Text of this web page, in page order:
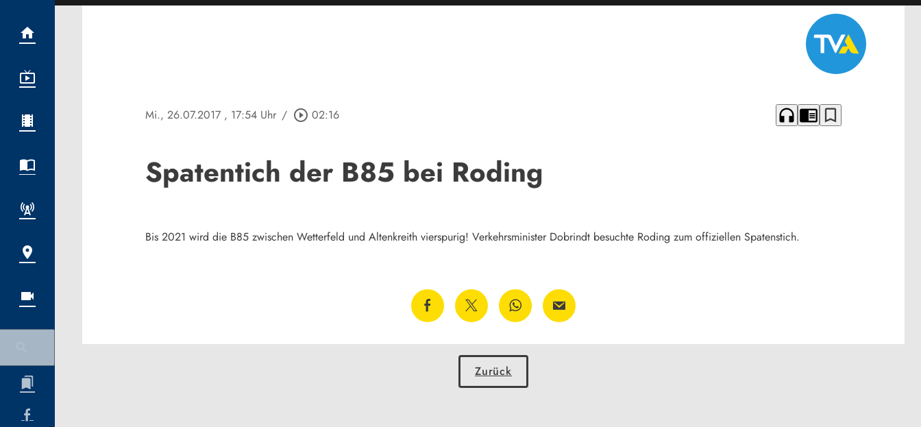
Mi., 26.07.2017 , 17:54 Uhr / play_circle_outline 02:16 headphones chrome_reader_mode bookmark_border
Spatentich der B85 bei Roding
Bis 2021 wird die B85 zwischen Wetterfeld und Altenkreith vierspurig! Verkehrsminister Dobrindt besuchte Roding zum offiziellen Spatenstich.
Zurück